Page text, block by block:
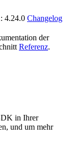
4.24.0 Changelog
der
Referenz.
in Ihrer
und um mehr